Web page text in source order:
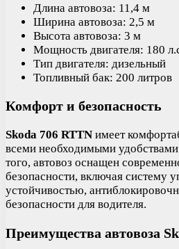
Длина автовоза: 11,4 м
Ширина автовоза: 2,5 м
Высота автовоза: 3 м
Мощность двигателя: 180
Тип двигателя: дизельный
Топливный бак: 200 литров
Комфорт и безопасность
Skoda 706 RTTN имеет
всеми необходимыми
того, автовоз оснащен
безопасности, включая систему
устойчивостью,
безопасности для водителя.
Преимущества автовоза